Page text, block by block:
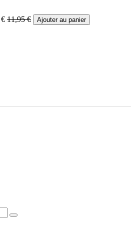
€ 11,95€ Ajouter au panier